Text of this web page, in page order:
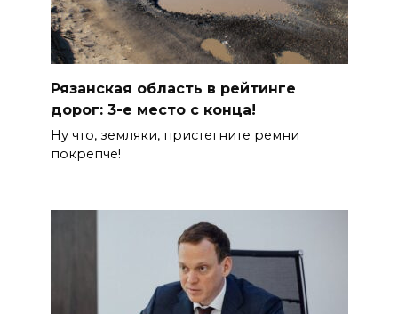
Рязанская область в рейтинге
дорог: 3-е место с конца!
Ну что, земляки, пристегните ремни
покрепче!